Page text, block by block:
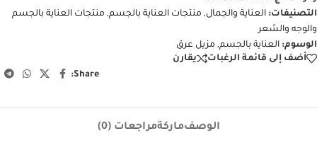
التصنيفات: العناية والجمال, منتجات العناية بالجسم, منتجات العناية بالجسم
والوجه والشعر
الوسوم: العناية بالجسم, مزيل عرق
أضف إلى قائمة الرغبات
يقارن
Share:
الوصفماركةمراجعات (0)